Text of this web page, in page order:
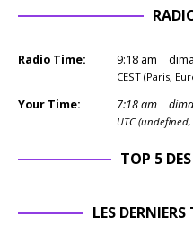
Radio Time: 9:18 am
CEST (Paris,
Your Time: 7:18am
UTC (undefined,
TOP 5
LES